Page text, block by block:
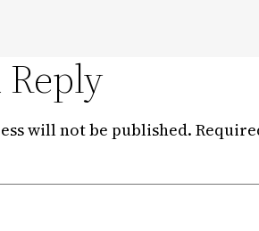
Reply
will not be published.